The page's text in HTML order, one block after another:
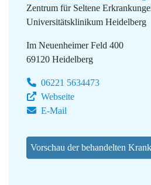
Zentrum für Seltene
Universitätsklinikum Heidelberg
Im Neuenheimer Feld 400
69120 Heidelberg
06221 5634473
Webseite
E-Mail
Vorschau der behandelten